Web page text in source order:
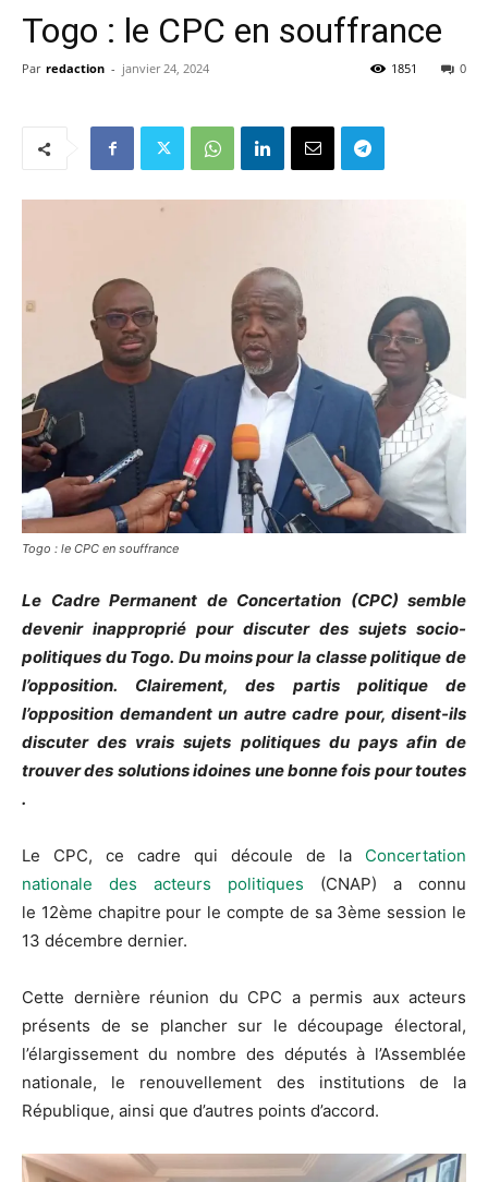
Togo : le CPC en souffrance
Par redaction - janvier 24, 2024 0
1851
Togo : le CPC en souffrance
Le Cadre Permanent de Concertation (CPC)semble
devenir inapproprié pour discuter des sujets socio-
politiques du Togo. Du moins pour la classe politique de
l’opposition. Clairement, des partis politiquede
l’opposition demandent un autre cadre pour, disent-ils
discuter des vrais sujets politiques du pays afin de
trouver des solutions idoines une bonne fois pourtoutes
.
Le CPC, ce cadre qui découle de la Concertation
nationale des acteurs politiques
(CNAP) a connu
le 12ème chapitre pour le compte de sa 3ème session le
13 décembre dernier.
Cette dernière réunion du CPC a permis aux acteurs
présents de se plancher sur le découpage électoral,
l’élargissement du nombre des députés à l’Assemblée
nationale, le renouvellement des institutions de la
République, ainsi que d’autres points d’accord.